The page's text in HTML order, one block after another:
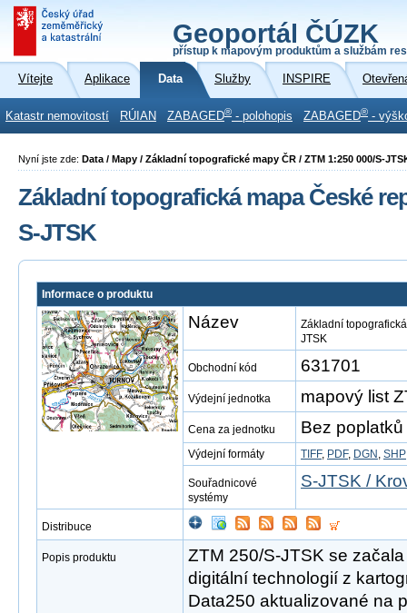
Geoportál ČÚZK
přístup k mapovým produktům a službám
Vítejte Aplikace Data Služby INSPIRE
Katastr nemovitostí RÚIAN ZABAGED® - polohopis ZABAGED® -
Nyní jste zde: Data / Mapy / Základní topografické mapy ČR / ZTM 1:250 000/S-
Základní topografická mapa České
S-JTSK
Informace o produktu
Název
Základní
JTSK
Obchodní kód 631701
Výdejní jednotka mapový list
Cena za jednotku Bez poplatků
Výdejní formáty TIFF, PDF, DGN , SHP
Souřadnicové
systémy
S-JTSK /
Distribuce
Popis produktu
ZTM 250/S-JTSK se
digitální technologií z
Data250 aktualizované na